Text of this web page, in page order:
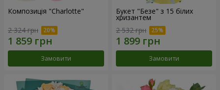
Композиція "Charlotte"
2 324 грн
Замовити
Букет "Безе" з 15 білих
хризантем
2 532 грн
Замовити